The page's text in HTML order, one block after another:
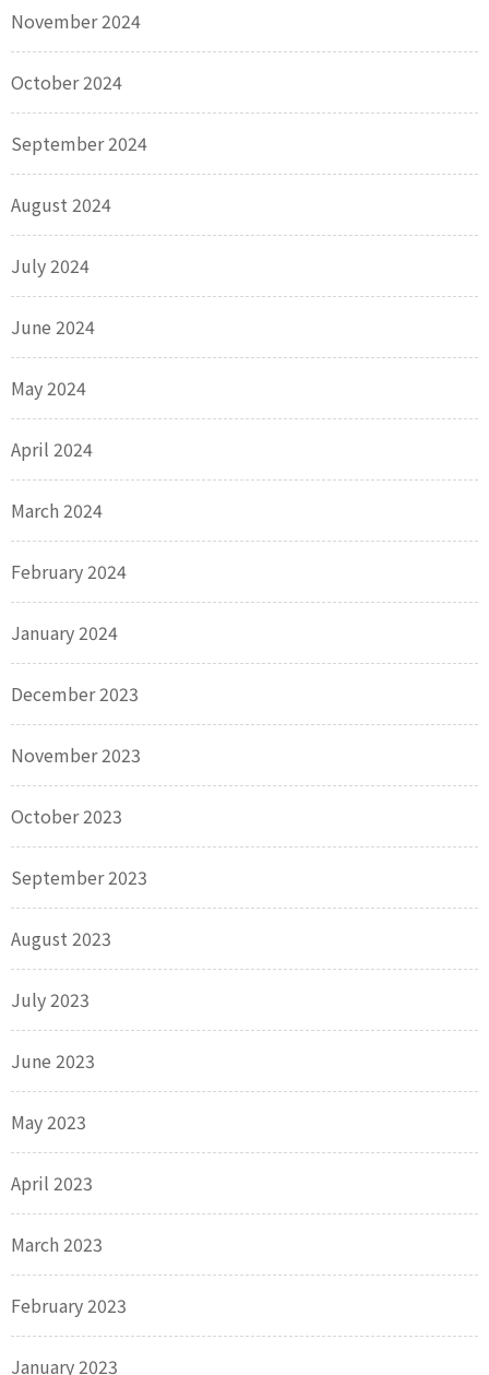
November 2024
October 2024
September 2024
August 2024
July 2024
June 2024
May 2024
April 2024
March 2024
February 2024
January 2024
December 2023
November 2023
October 2023
September 2023
August 2023
July 2023
June 2023
May 2023
April 2023
March 2023
February 2023
January 2023